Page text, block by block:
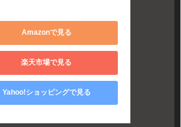
Amazonで見る
楽天市場で見る
Yahoo!ショッピングで見る